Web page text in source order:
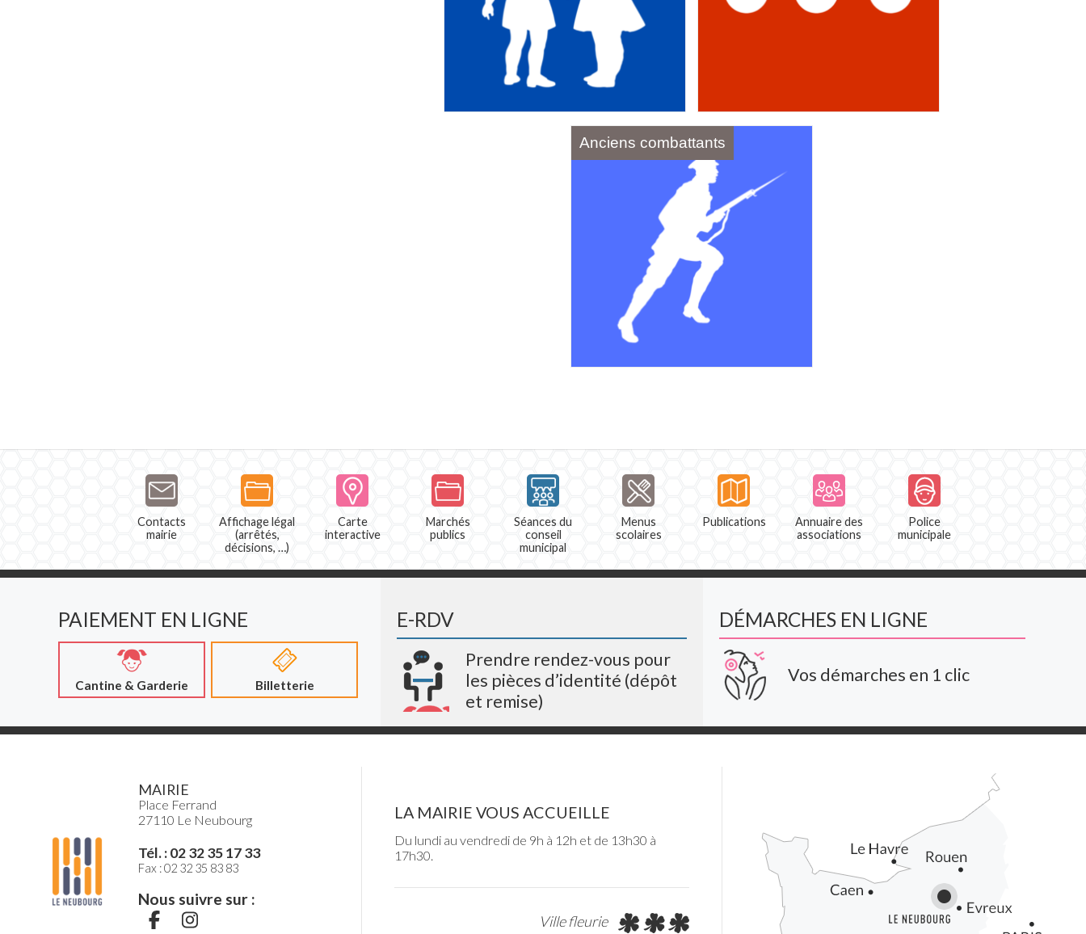
Anciens combattants
Contacts
mairie
Affichage légal
(arrêtés,
décisions, …)
Carte
interactive
Marchés
publics
Séances du
conseil
municipal
Menus
scolaires
Publications
Annuaire des
associations
Police
municipale
PAIEMENT EN LIGNE
Cantine & Garderie Billetterie
E-RDV
Prendre rendez-vous pour
les pièces d’identité (dépôt
et remise)
DÉMARCHES EN LIGNE
Vos démarches en 1 clic
MAIRIE
Place Ferrand
27110 Le Neubourg
Tél. : 02 32 35 17 33
Fax : 02 32 35 83 83
Nous suivre sur :
S
LA MAIRIE VOUS ACCUEILLE
Du lundi au vendredi de 9h à 12h et de 13h30 à
17h30.
Ville fleurie